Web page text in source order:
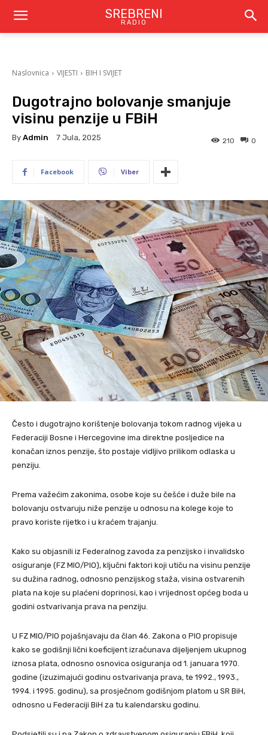
SREBRENI
RADIO
Naslovnica VIJESTI BIH I SVIJET
Dugotrajno bolovanje smanjuje
visinu penzije u FBiH
By Admin 7 Jula, 2025 0
210
Facebook Viber
Često i dugotrajno korištenje bolovanja tokom radnog vijeka u
Federaciji Bosne i Hercegovine ima direktne posljedice na
konačan iznos penzije, što postaje vidljivo prilikom odlaska u
penziju.
Prema važećim zakonima, osobe koje su češće i duže bile na
bolovanju ostvaruju niže penzije u odnosu na kolege koje to
pravo koriste rijetko i u kraćem trajanju.
Kako su objasnili iz Federalnog zavoda za penzijsko i invalidsko
osiguranje (FZ MIO/PIO), ključni faktori koji utiču na visinu penzije
su dužina radnog, odnosno penzijskog staža, visina ostvarenih
plata na koje su plaćeni doprinosi, kao i vrijednost općeg boda u
godini ostvarivanja prava na penziju.
U FZ MIO/PIO pojašnjavaju da član 46. Zakona o PIO propisuje
kako se godišnji lični koeficijent izračunava dijeljenjem ukupnog
iznosa plata, odnosno osnovica osiguranja od 1. januara 1970.
godine (izuzimajući godinu ostvarivanja prava, te 1992., 1993.,
1994. i 1995. godinu), sa prosječnom godišnjom platom u SR BiH,
odnosno u Federaciji BiH za tu kalendarsku godinu.